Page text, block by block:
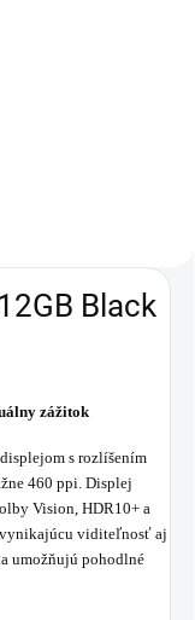
Black
zážitok
s rozlíšením
460 ppi. Displej
Vision, HDR10+ a
vynikajúcu viditeľnosť aj
umožňujú pohodlné